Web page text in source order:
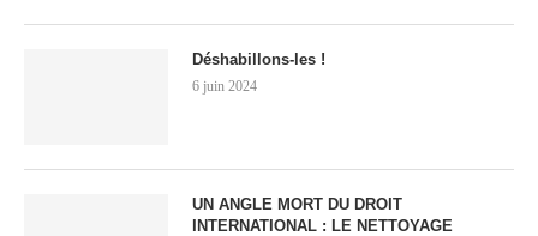
Déshabillons-les !
6 juin 2024
UN ANGLE MORT DU DROIT
INTERNATIONAL : LE NETTOYAGE